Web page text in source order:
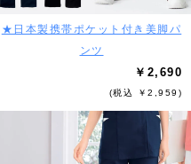
★日本製携帯ポケット付き美脚パ
ンツ
￥2,690
(税込 ￥2,959)